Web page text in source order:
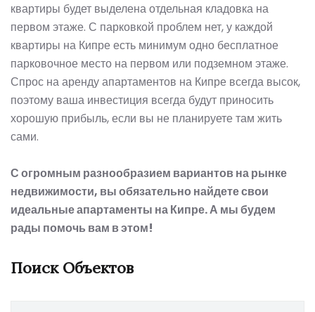
квартиры будет выделена отдельная кладовка на
первом этаже. С парковкой проблем нет, у каждой
квартиры на Кипреесть минимум одно бесплатное
парковочное место на первом или подземном этаже.
Спрос на аренду апартаментов на Кипре всегда высок,
поэтому ваша инвестиция всегда будут приносить
хорошую прибыль, если вы не планируете там жить
сами.
С огромным разнообразием вариантов на рынке
недвижимости, вы обязательно найдете свои
идеальные апартаменты на Кипре. А мы будем
рады помочь вам в этом!
Поиск Объектов